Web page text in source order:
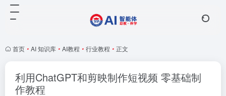
首页 • AI 知识库 • AI教程 • 行业教程 • 正文
利用ChatGPT和剪映制作短视频 零基础制
作教程